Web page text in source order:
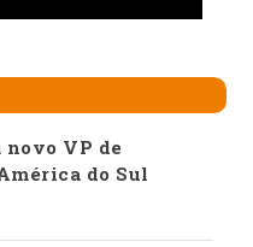
VP de
do Sul